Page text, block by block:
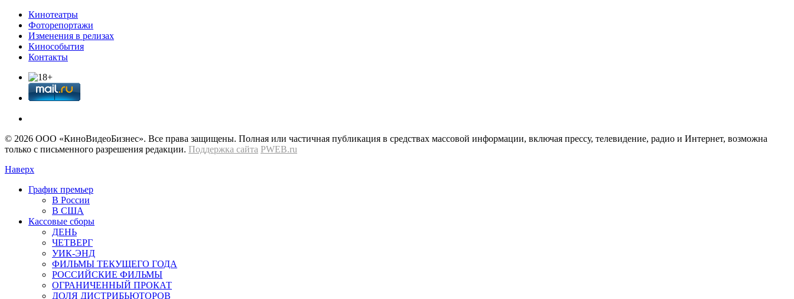
Кинотеатры
Фоторепортажи
Изменения в релизах
Кинособытия
Контакты
© 2026 OOО «КиноВидеоБизнес». Все права защищены. Полная или частичная публикация в средствах массовой информации, включая прессу, телевидение, радио и Интернет, возможна
только с письменного разрешения редакции. Поддержка сайта PWEB.ru
Наверх
График премьер
В России
В США
Кассовые сборы
ДЕНЬ
ЧЕТВЕРГ
УИК-ЭНД
ФИЛЬМЫ ТЕКУЩЕГО ГОДА
РОССИЙСКИЕ ФИЛЬМЫ
ОГРАНИЧЕННЫЙ ПРОКАТ
ДОЛЯ ДИСТРИБЬЮТОРОВ